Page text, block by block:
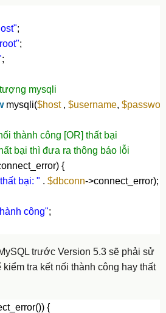
;
;
;
mysqli
mysqli($host , $username,
thành công [OR] thất bại
bại thì đưa ra thông báo lỗi
{
bại: " . $dbconn->connect_error);
công";
trước Version 5.3 sẽ phải sử
tra kết nối thành công hay thất
{